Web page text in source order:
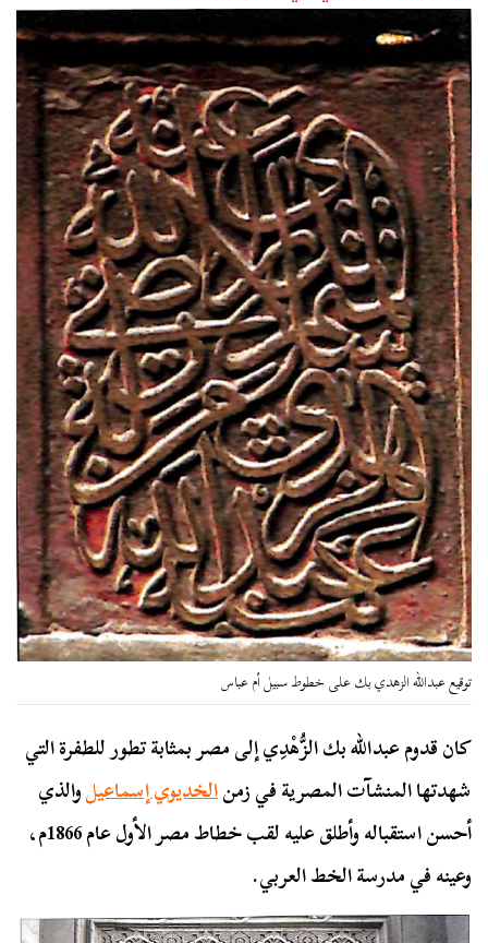
توقيع عبدالله الزهدي بك على خطوط سبيل أم عباس
كان قدوم عبدالله بك الزُّهْدِي إلى مصر بمثابة تطور للطفرة التي
شهدتها المنشآت المصرية في زمنالخديوي إسماعيلوالذي
أحسن استقباله وأطلق عليه لقب خطاط مصر الأول عام 1866م،
وعينه في مدرسة الخط العربي.